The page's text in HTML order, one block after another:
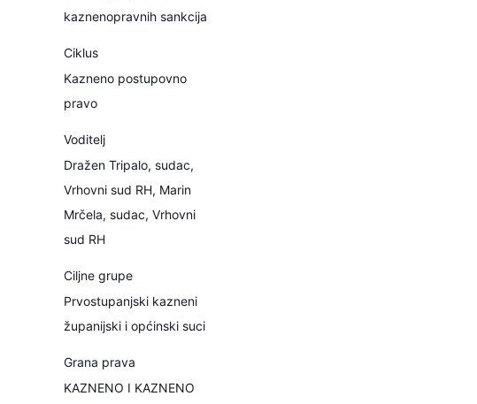
kaznenopravnih sankcija
Ciklus
Kazneno postupovno
pravo
Voditelj
Dražen Tripalo, sudac,
Vrhovni sud RH, Marin
Mrčela, sudac, Vrhovni
sud RH
Ciljne grupe
Prvostupanjski kazneni
županijski i općinski suci
Grana prava
KAZNENO I KAZNENO